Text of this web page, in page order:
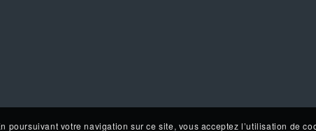
votre navigation sur ce site, vous acceptez l’utilisation de